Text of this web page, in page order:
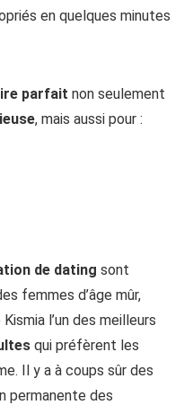
en quelques minutes
parfait non seulement
, mais aussi pour :
de dating sont
femmes d’âge mûr,
l’un des meilleurs
qui préfèrent les
Il y a à coups sûr des
permanente des